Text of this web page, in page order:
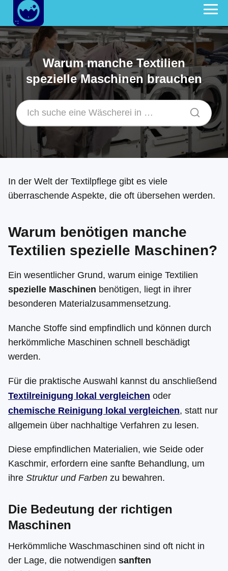
Warum manche Textilien
spezielle Maschinen brauchen
In der Welt der Textilpflege gibt es viele
überraschende Aspekte, die oft übersehen werden.
Warum benötigen manche
Textilien spezielle Maschinen?
Ein wesentlicher Grund, warum einige Textilien
spezielle Maschinen benötigen, liegt in ihrer
besonderen Materialzusammensetzung.
Manche Stoffe sind empfindlich und können durch
herkömmliche Maschinen schnell beschädigt
werden.
Für die praktische Auswahl kannst du anschließend
Textilreinigung lokal vergleichen oder
chemische Reinigung lokal vergleichen, statt nur
allgemein über nachhaltige Verfahren zu lesen.
Diese empfindlichen Materialien, wie Seide oder
Kaschmir, erfordern eine sanfte Behandlung, um
ihre Struktur und Farben zu bewahren.
Die Bedeutung der richtigen
Maschinen
Herkömmliche Waschmaschinen sind oft nicht in
der Lage, die notwendigen sanften